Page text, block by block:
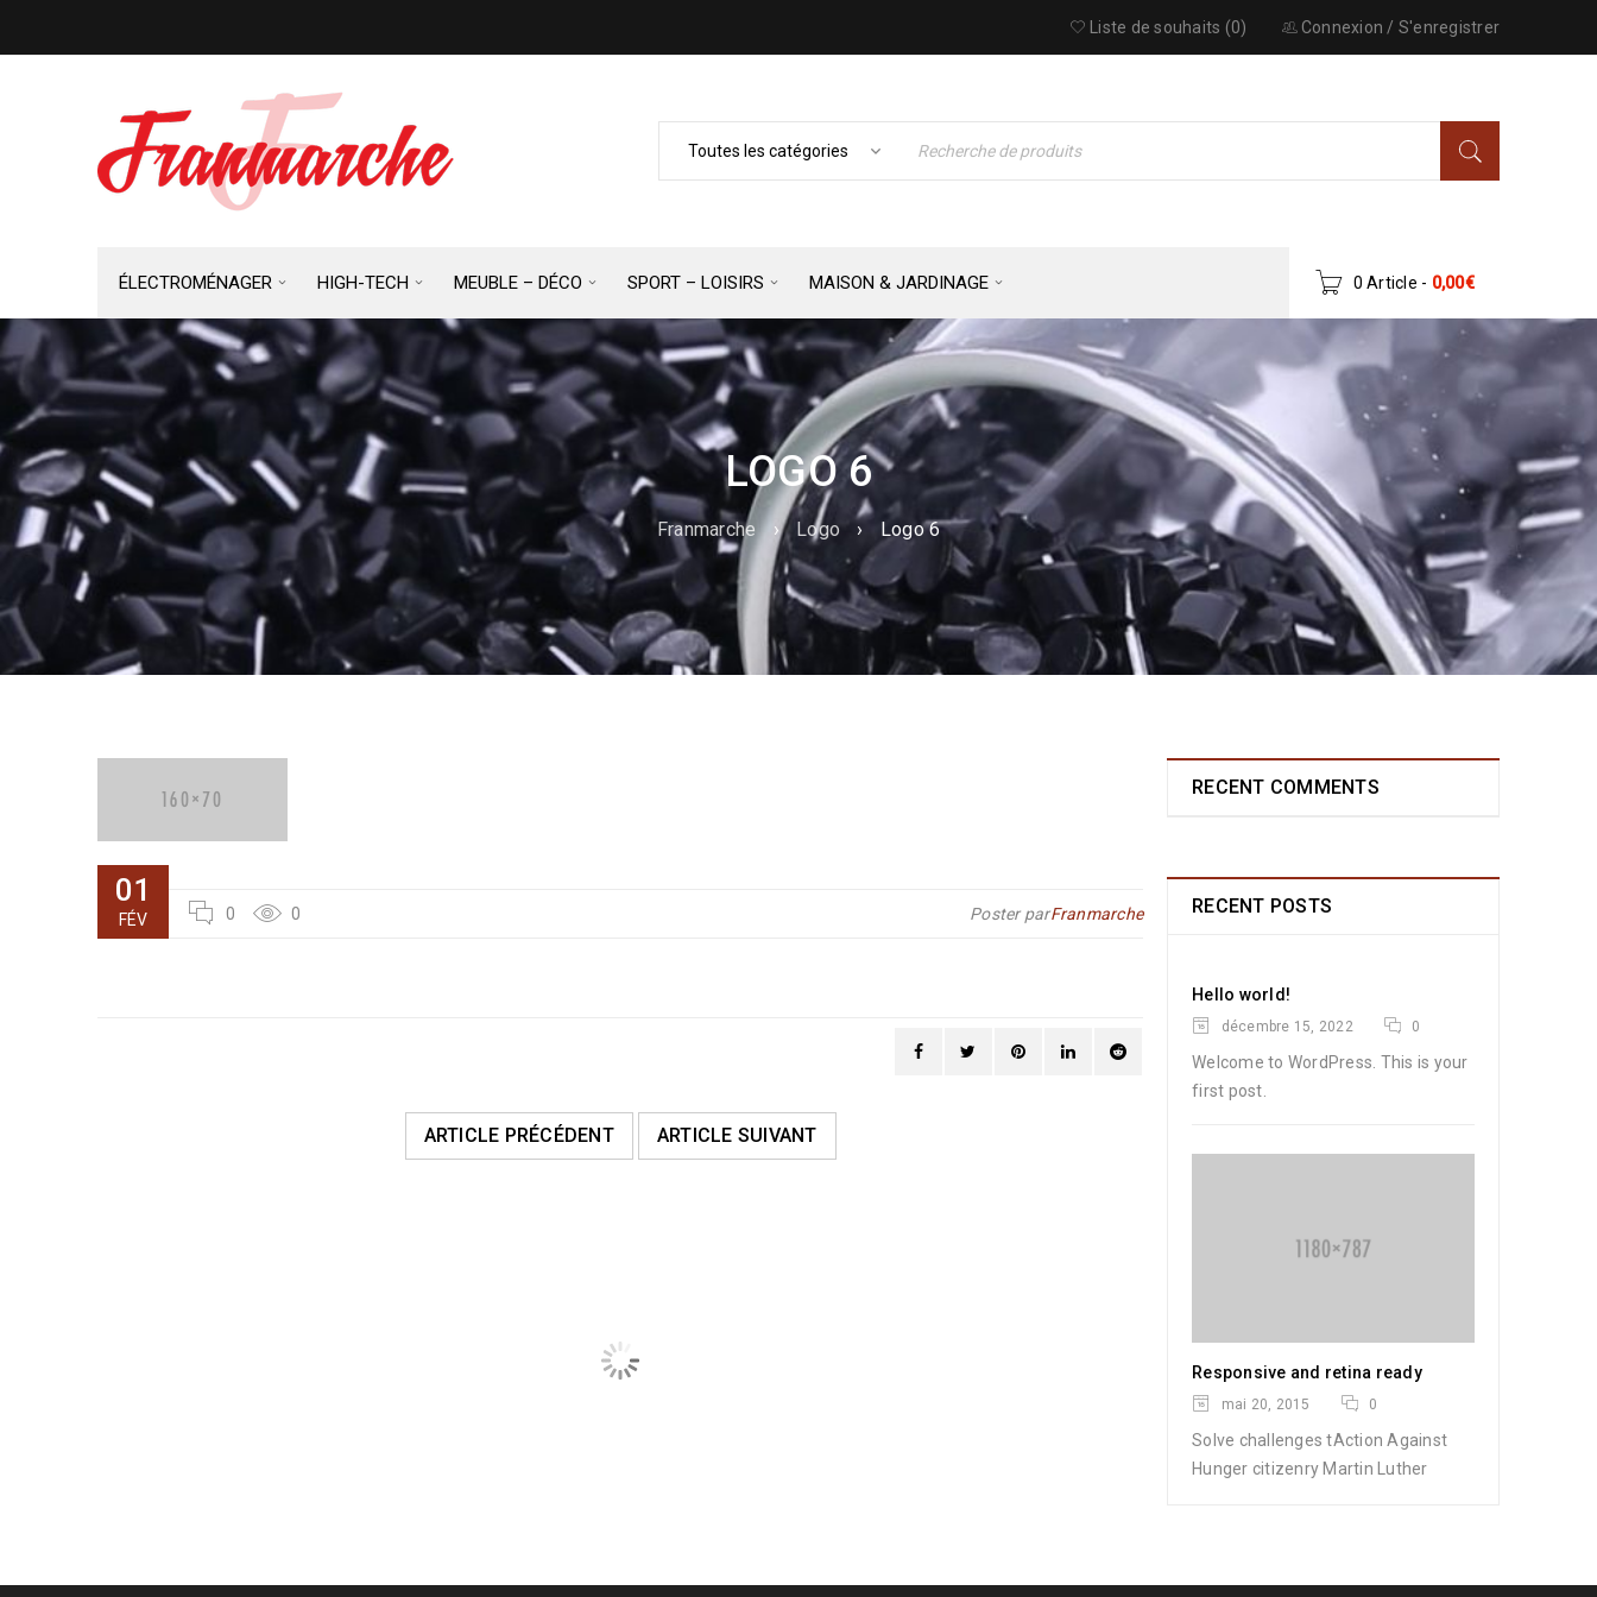
Connexion / S'enregistrer
Liste de souhaits (0)
ÉLECTROMÉNAGER HIGH-TECH MEUBLE – DÉCO SPORT – LOISIRS MAISON & JARDINAGE 0 Article - 0,00€
LOGO 6
Franmarche › Logo › Logo 6
01
FÉV 0 0 Poster parFranmarche
ARTICLE PRÉCÉDENT ARTICLE SUIVANT
RECENT COMMENTS
RECENT POSTS
Hello world!
décembre 15, 2022 0
Welcome to WordPress. This is your
first post.
Responsive and retina ready
mai 20, 2015 0
Solve challenges tAction Against
Hunger citizenry Martin Luther